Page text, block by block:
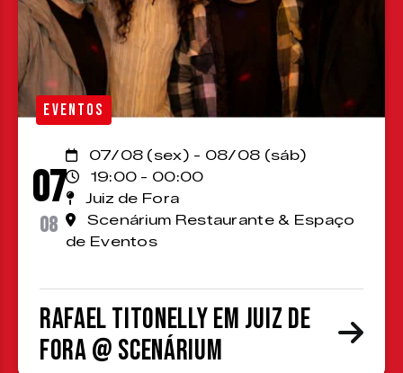
EVENTOS
07
08
07/08 (sex) - 08/08 (sáb)
19:00 - 00:00
Juiz de Fora
Scenárium Restaurante & Espaço
de Eventos
Rafael Titonelly em Juiz de
Fora @ Scenárium